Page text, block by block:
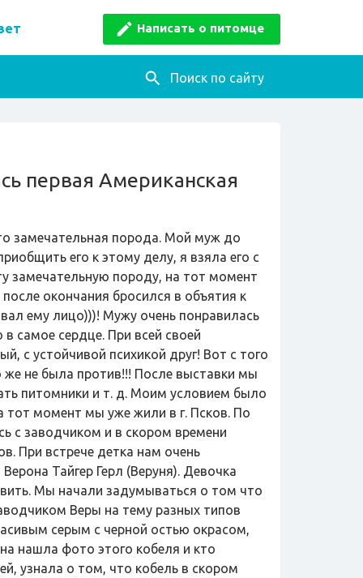
Написать о питомце
Поиск по сайту
первая Американская
замечательная порода. Мой муж до
его к этому делу, я взяла его с
замечательную породу, на тот момент
окончания бросился в объятия к
ему лицо)))! Мужу очень понравилась
самое сердце. При всей своей
с устойчивой психикой друг! Вот с того
же не была против!!! После выставки мы
питомники и т. д. Моим условием было
тот момент мы уже жили в г. Псков. По
с заводчиком и в скором времени
При встрече детка нам очень
Тайгер Герл (Веруня). Девочка
Мы начали задумываться о том что
Веры на тему разных типов
серым с черной остью окрасом,
нашла фото этого кобеля и кто
узнала о том, что кобель в скором